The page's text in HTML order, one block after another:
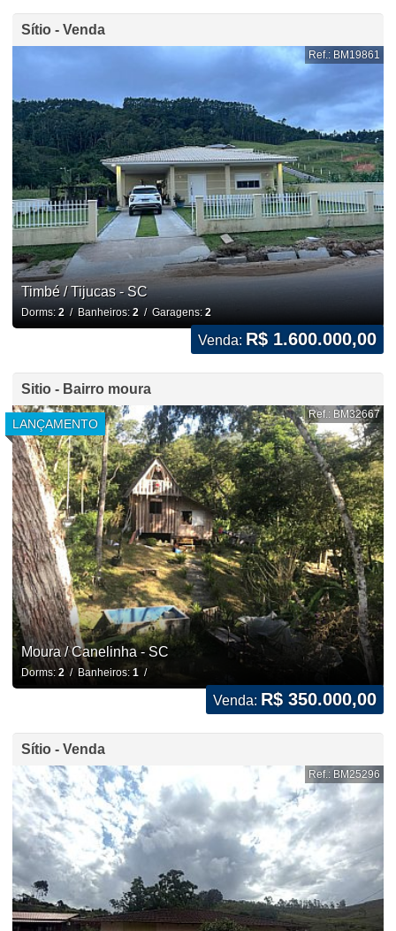
Sítio - Venda
Ref.: BM19861
Timbé / Tijucas - SC
Dorms: 2/ Banheiros: 2/ Garagens: 2
Venda: R$ 1.600.000,00
Sitio - Bairro moura
LANÇAMENTO
Ref.: BM32667
Moura / Canelinha - SC
Dorms: 2/ Banheiros: 1/
Venda: R$ 350.000,00
Sítio - Venda
Ref.: BM25296